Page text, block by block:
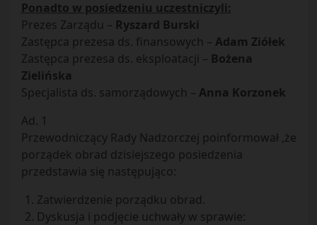
Ponadto w posiedzeniu uczestniczyli:
Prezes Zarządu – Ryszard Burski
Zastępca prezesa ds. finansowych – Adam Ziółek
Zastępca prezesa ds. eksploatacji – Bożena
Zielińska
Specjalista ds. samorządowych – Anna Korzonek
Ad. 1
Przewodniczący Rady Nadzorczej poinformował ,że
porządek obrad dzisiejszego posiedzenia
przedstawia się następująco:
Zatwierdzenie porządku obrad.
Dyskusja i podjęcie uchwały w sprawie: